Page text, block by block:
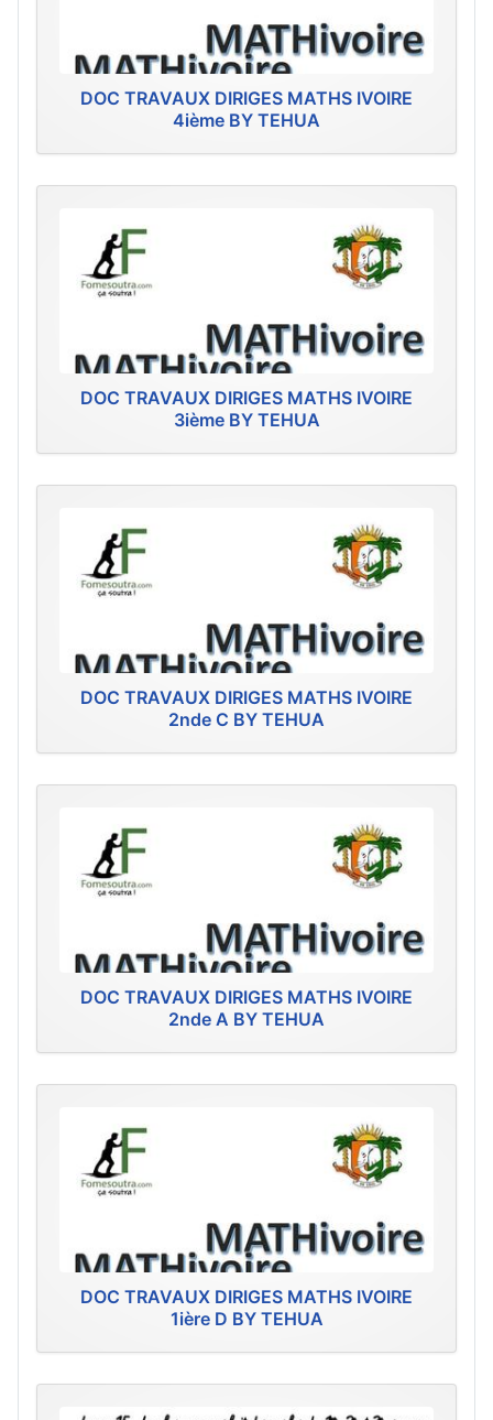
DOC TRAVAUX DIRIGES MATHS IVOIRE
4ième BY TEHUA
DOC TRAVAUX DIRIGES MATHS IVOIRE
3ième BY TEHUA
DOC TRAVAUX DIRIGES MATHS IVOIRE
2nde C BY TEHUA
DOC TRAVAUX DIRIGES MATHS IVOIRE
2nde A BY TEHUA
DOC TRAVAUX DIRIGES MATHS IVOIRE
1ière D BY TEHUA